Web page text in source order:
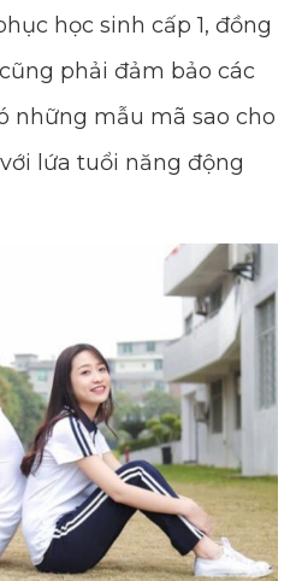
học sinh cấp 1, đồng
phải đảm bảo các
những mẫu mã sao cho
lứa tuổi năng động